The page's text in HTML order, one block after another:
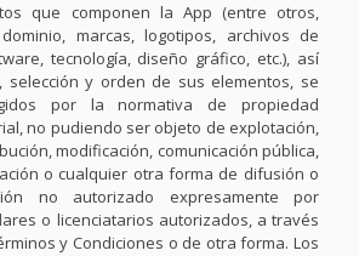
que componen la App (entre otros,
marcas, logotipos, archivos de
tecnología, diseño gráfico, etc.), así
selección y orden de sus elementos, se
por la normativa de propiedad
no pudiendo ser objeto de explotación,
modificación, comunicación pública,
o cualquier otra forma de difusión o
no autorizado expresamente por
o licenciatarios autorizados, a través
y Condiciones o de otra forma. Los